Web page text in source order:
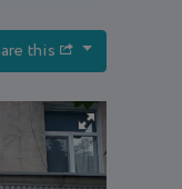
this